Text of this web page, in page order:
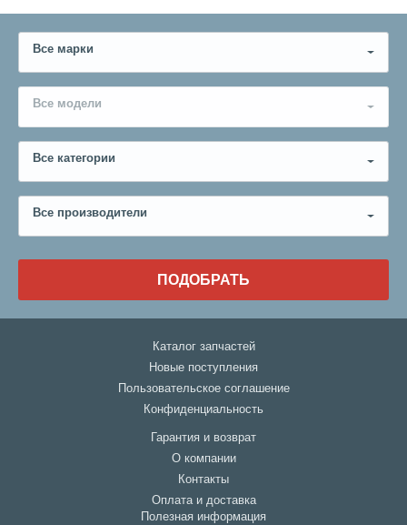
Все марки
Все модели
Все категории
Все производители
ПОДОБРАТЬ
Каталог запчастей
Новые поступления
Пользовательское соглашение
Конфиденциальность
Гарантия и возврат
О компании
Контакты
Оплата и доставка
Полезная информация